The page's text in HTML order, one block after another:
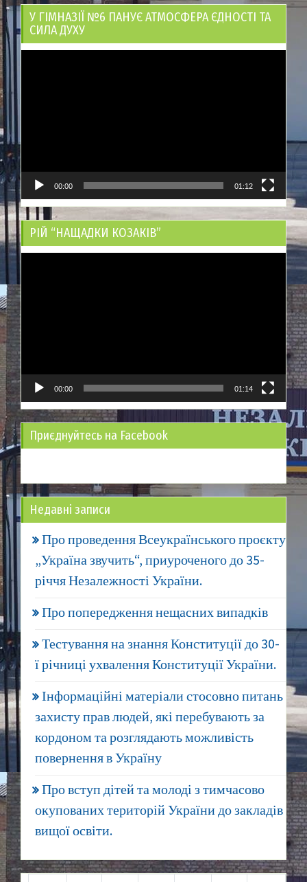
У ГІМНАЗІЇ №6 ПАНУЄ АТМОСФЕРА ЄДНОСТІ ТА
СИЛА ДУХУ
00:00 01:12
РІЙ “НАЩАДКИ КОЗАКІВ”
00:00 01:14
Приєднуйтесь на Facebook
Недавні записи
Про проведення Всеукраїнського проєкту
„Україна звучить“, приуроченого до 35-
річчя Незалежності України.
Про попередження нещасних випадків
Тестування на знання Конституції до 30-
ї річниці ухвалення Конституції України.
Інформаційні матеріали стосовно питань
захисту прав людей, які перебувають за
кордоном та розглядають можливість
повернення в Україну
Про вступ дітей та молоді з тимчасово
окупованих територій України до закладів
вищої освіти.